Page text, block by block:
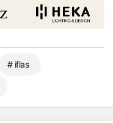
# iflas